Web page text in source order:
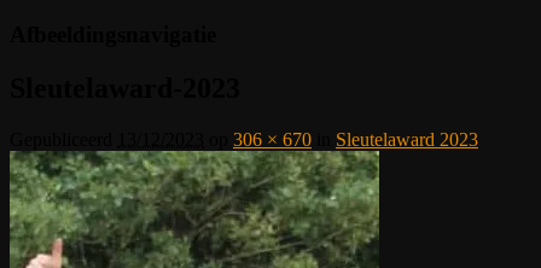
306 × 670 Sleutelaward 2023